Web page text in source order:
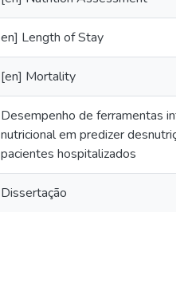
en] Length of Stay
[en] Mortality
Desempenho de ferramentas
nutricional em predizer
pacientes hospitalizados
Dissertação